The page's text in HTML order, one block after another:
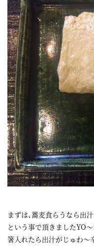
まずは、蕎麦食らうなら出汁
という事で頂きましたYO～！
箸入れたら出汁がじゅわ～